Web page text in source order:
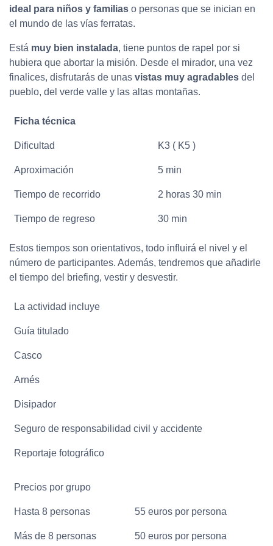
ideal para niños y familias o personas que se inician en
el mundo de las vías ferratas.
Está muy bien instalada, tiene puntos de rapel por si
hubiera que abortar la misión. Desde el mirador, una vez
finalices, disfrutarás de unas vistas muy agradables del
pueblo, del verde valle y las altas montañas.
Ficha técnica
Dificultad K3 ( K5 )
Aproximación 5 min
Tiempo de recorrido 2 horas 30 min
Tiempo de regreso 30 min
Estos tiempos son orientativos, todo influirá el nivel y el
número de participantes. Además, tendremos que añadirle
el tiempo del briefing, vestir y desvestir.
La actividad incluye
Guía titulado
Casco
Arnés
Disipador
Seguro de responsabilidad civil y accidente
Reportaje fotográfico
Precios por grupo
Hasta 8 personas 55 euros por persona
Más de 8 personas 50 euros por persona